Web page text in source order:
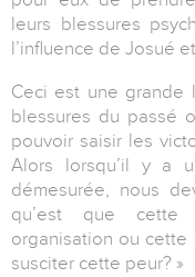
leurs blessures
l’influence de Josué
Ceci est une grande
blessures du passé
pouvoir saisir les
Alors lorsqu’il y a
démesurée, nous
qu’est que cette
organisation ou
susciter cette peur? »